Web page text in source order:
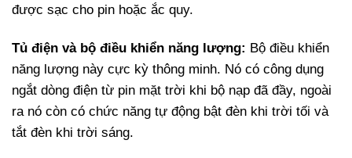
được sạc cho pin hoặc ắc quy.
Tủ điện và bộ điều khiển năng lượng: Bộ điều khiển
năng lượng này cực kỳ thông minh. Nó có công dụng
ngắt dòng điện từ pin mặt trời khi bộ nạp đã đầy, ngoài
ra nó còn có chức năng tự động bật đèn khi trời tối và
tắt đèn khi trời sáng.